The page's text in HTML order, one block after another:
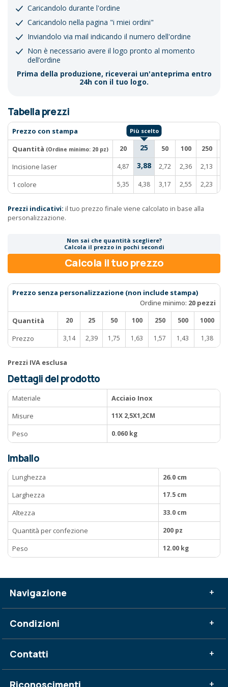
Caricandolo durante l'ordine
Caricandolo nella pagina "i miei ordini"
Inviandolo via mail indicando il numero dell'ordine
Non è necessario avere il logo pronto al momento
dell’ordine
Prima della produzione, riceverai un'anteprima entro
24h con il tuo logo.
Tabella prezzi
Prezzo con stampa
Quantità (Ordine minimo: 20 pz) 20 25 50 100 250
Incisione laser 4,87 3,88 2,72 2,36 2,13
1 colore 5,35 4,38 3,17 2,55 2,23
Prezzi indicativi: il tuo prezzo finale viene calcolato in base alla
personalizzazione.
Non sai che quantità scegliere?
Calcola il prezzo in pochi secondi
Calcola il tuo prezzo
Prezzo senza personalizzazione (non include stampa)
Ordine minimo: 20 pezzi
Quantità
20 25 50 100 250 500 1000
Prezzo 3,14 2,39 1,75 1,63 1,57 1,43 1,38
Prezzi IVA esclusa
Dettagli del prodotto
Materiale
Acciaio Inox
Misure
11X 2,5X1,2CM
Peso 0.060 kg
Imballo
Lunghezza
26.0 cm
Larghezza
17.5 cm
Altezza 33.0 cm
Quantità per confezione 200 pz
Peso 12.00 kg
Navigazione +
Condizioni +
Contatti +
Riconoscimenti +